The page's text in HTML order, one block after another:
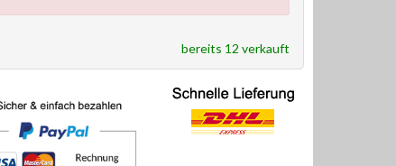
bereits 12 verkauft